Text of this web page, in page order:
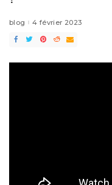
blog 4 février 2023